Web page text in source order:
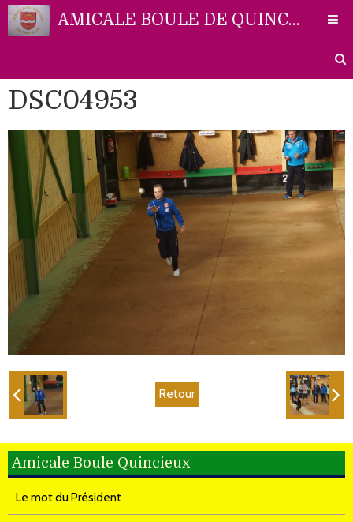
AMICALE BOULE DE QUINCIEUX
Accueil
Liens
Partenaires
Contact
Photos
DSC04953
Retour
Amicale Boule Quincieux
Le mot du Président